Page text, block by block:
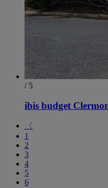
/ 5
ibis budget
〈
1
2
3
4
5
6